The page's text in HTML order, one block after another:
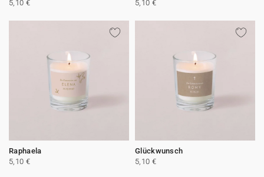
5,10 € 5,10 €
Raphaela
5,10 €
Glückwunsch
5,10 €